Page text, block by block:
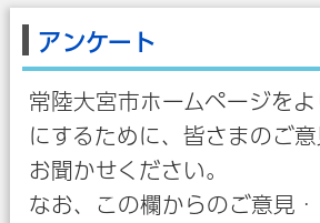
アンケート
常陸大宮市ホームページを
にするために、皆さまのご
お聞かせください。
なお、この欄からのご意見